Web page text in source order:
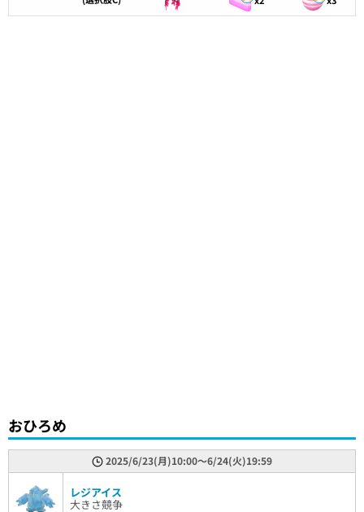
おひろめ
2025/6/23(月)10:00〜6/24(火)19:59
レジアイス
大きさ競争